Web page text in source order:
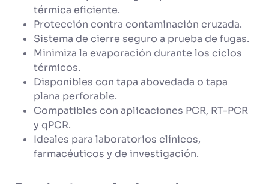
térmica eficiente.
Protección contra contaminación cruzada.
Sistema de cierre seguro a prueba de fugas.
Minimiza la evaporación durante los ciclos
térmicos.
Disponibles con tapa abovedada o tapa
plana perforable.
Compatibles con aplicaciones PCR, RT-PCR
y qPCR.
Ideales para laboratorios clínicos,
farmacéuticos y de investigación.